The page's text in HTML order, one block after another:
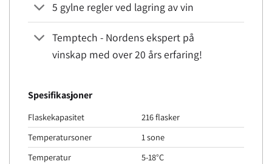
5 gylne regler ved lagring av vin
Temptech - Nordens ekspert på
vinskap med over 20 års erfaring!
Spesifikasjoner
Flaskekapasitet
216 flasker
Temperatursoner
1 sone
Temperatur
5-18°C